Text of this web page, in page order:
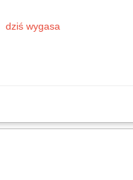
dziś wygasa
IT w całej organizacji. Lubimy